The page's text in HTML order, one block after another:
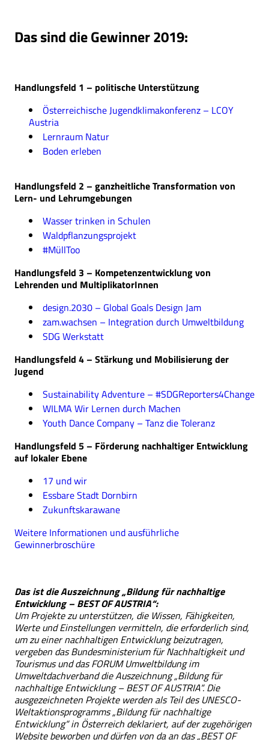
Das sind die Gewinner 2019:
Handlungsfeld 1 – politische Unterstützung
Österreichische Jugendklimakonferenz – LCOY
Austria
Lernraum Natur
Boden erleben
Handlungsfeld 2 – ganzheitliche Transformation von
Lern- und Lehrumgebungen
Wasser trinken in Schulen
Waldpflanzungsprojekt
#MüllToo
Handlungsfeld 3 – Kompetenzentwicklung von
Lehrenden und MultiplikatorInnen
design.2030 – Global Goals Design Jam
zam.wachsen – Integration durch Umweltbildung
SDG Werkstatt
Handlungsfeld 4 – Stärkung und Mobilisierung der
Jugend
Sustainability Adventure – #SDGReporters4Change
WILMA Wir Lernen durch Machen
Youth Dance Company – Tanz die Toleranz
Handlungsfeld 5 – Förderung nachhaltiger Entwicklung
auf lokaler Ebene
17 und wir
Essbare Stadt Dornbirn
Zukunftskarawane
Weitere Informationen und ausführliche
Gewinnerbroschüre
Das ist die Auszeichnung „Bildung für nachhaltige
Entwicklung – BEST OF AUSTRIA“:
Um Projekte zu unterstützen, die Wissen, Fähigkeiten,
Werte und Einstellungen vermitteln, die erforderlich sind,
um zu einer nachhaltigen Entwicklung beizutragen,
vergeben das Bundesministerium für Nachhaltigkeit und
Tourismus und das FORUM Umweltbildung im
Umweltdachverband die Auszeichnung „Bildung für
nachhaltige Entwicklung – BEST OF AUSTRIA“. Die
ausgezeichneten Projekte werden als Teil des UNESCO-
Weltaktionsprogramms „Bildung für nachhaltige
Entwicklung“ in Österreich deklariert, auf der zugehörigen
Website beworben und dürfen von da an das „BEST OF